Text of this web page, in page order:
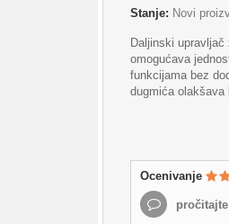
Stanje: Novi
Daljinski
omogućava
funkcijama bez
dugmića olakšava
Ocenivanje